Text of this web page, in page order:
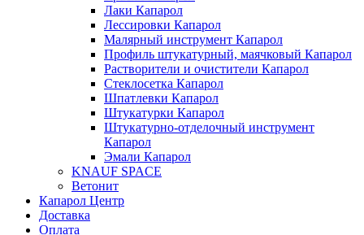
Лаки Капарол
Лессировки Капарол
Малярный инструмент Капарол
Профиль штукатурный, маячковый Капарол
Растворители и очистители Капарол
Cтеклосетка Капарол
Шпатлевки Капарол
Штукатурки Капарол
Штукатурно-отделочный инструмент
Капарол
Эмали Капарол
KNAUF SPACE
Ветонит
Капарол Центр
Доставка
Оплата